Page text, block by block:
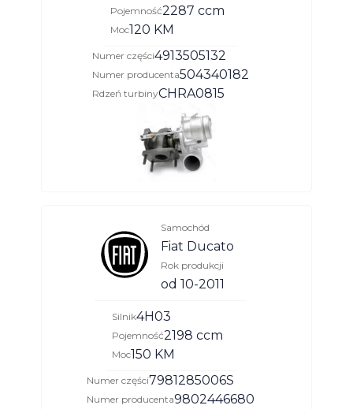
Pojemność2287 ccm
Moc120 KM
Numer części4913505132
Numer producenta504340182
Rdzeń turbinyCHRA0815
Samochód
Fiat Ducato
Rok produkcji
od 10-2011
Silnik4H03
Pojemność2198 ccm
Moc150 KM
Numer części7981285006S
Numer producenta9802446680